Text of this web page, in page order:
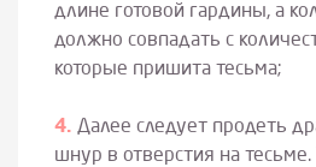
длине готовой гардины, а
должно совпадать с
которые пришита тесьма;
Далее следует продеть
шнур в отверстия на тесьме.